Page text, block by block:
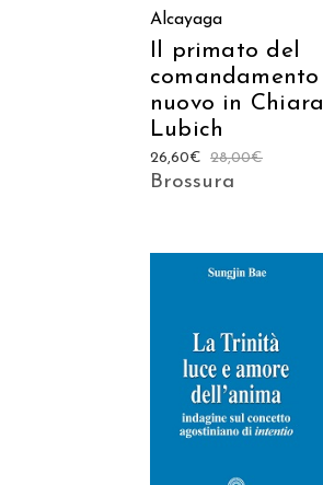
Alcayaga
Il primato del
comandamento
nuovo in Chiara
Lubich
28,00€
26,60€
Brossura
AGGIUNGI AL
CARRELLO